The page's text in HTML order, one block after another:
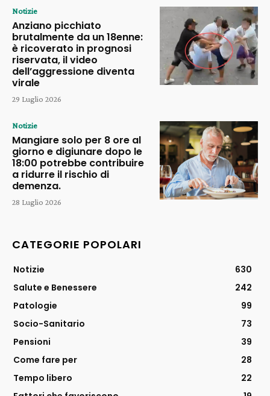
Notizie
Anziano picchiato
brutalmente da un 18enne:
è ricoverato in prognosi
riservata, il video
dell’aggressione diventa
virale
29 Luglio 2026
Notizie
Mangiare solo per 8 ore al
giorno e digiunare dopo le
18:00 potrebbe contribuire
a ridurre il rischio di
demenza.
28 Luglio 2026
CATEGORIE POPOLARI
Notizie
630
Salute e Benessere
242
Patologie
99
Socio-Sanitario
73
Pensioni
39
Come fare per
28
Tempo libero
22